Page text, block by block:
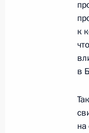
к
в
на